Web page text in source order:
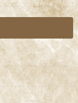
せ
診療、6/14は休